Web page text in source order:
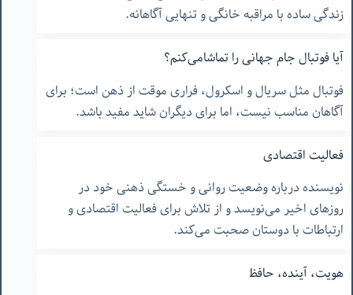
زندگی ساده با مراقبه خانگی و تنهایی آگاهانه.
آیا فوتبال جام جهانی را تماشامی‌کنم؟
فوتبال مثل سریال و اسکرول، فراری موقت از ذهن است؛ برای
آگاهان مناسب نیست، اما برای دیگران شاید مفید باشد.
فعالیت اقتصادی
نویسنده درباره وضعیت روانی و خستگی ذهنی خود در
روزهای اخیر می‌نویسد و از تلاش برای فعالیت اقتصادی و
ارتباطات با دوستان صحبت می‌کند.
هویت، آینده، حافظ